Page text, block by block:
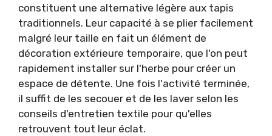
constituent une alternative légère aux tapis
traditionnels. Leur capacité à se plier facilement
malgré leur taille en fait un élément de
décoration extérieure temporaire, que l'on peut
rapidement installer sur l'herbe pour créer un
espace de détente. Une fois l'activité terminée,
il suffit de les secouer et de les laver selon les
conseils d'entretien textile pour qu'elles
retrouvent tout leur éclat.